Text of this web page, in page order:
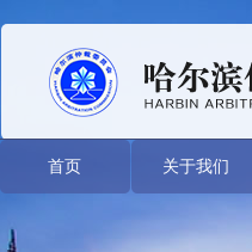
首页 关于我们